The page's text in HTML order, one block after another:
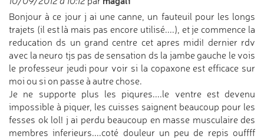
Bonjour à ce jour j ai une canne, un fauteuil pour les longs
trajets (il est là mais pas encore utilisé....), et je commence la
reducation ds un grand centre cet apres midi! dernier rdv
avec la neuro tjs pas de sensation ds la jambe gauche le vois
le professeur jeudi pour voir si la copaxone est efficace sur
moi ou si on passe à autre chose.
Je ne supporte plus les piqures....le ventre est devenu
impossible à piquer, les cuisses saignent beaucoup pour les
fesses ok lol! j ai perdu beaucoup en masse musculaire des
membres inferieurs....coté douleur un peu de repis ouffff